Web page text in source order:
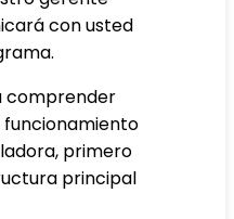
con usted
comprender
primero
principal